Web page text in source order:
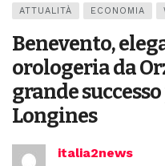
ATTUALITÀ ECONOMIA
Benevento,
orologeria da
grande
Longines
italia2news